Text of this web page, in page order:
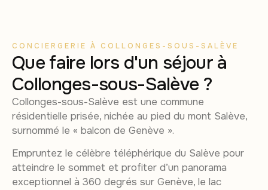
CONCIERGERIE À COLLONGES-SOUS-SALÈVE
Que faire lors d'un séjour à
Collonges-sous-Salève ?
Collonges-sous-Salève est une commune
résidentielle prisée, nichée au pied du mont Salève,
surnommé le « balcon de Genève ».
Empruntez le célèbre téléphérique du Salève pour
atteindre le sommet et profiter d’un panorama
exceptionnel à 360 degrés sur Genève, le lac